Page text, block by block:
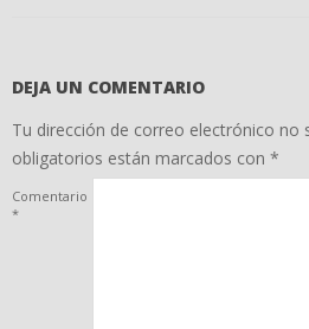
DEJA UN COMENTARIO
Tu dirección de correo electrónico no
obligatorios están marcados con *
Comentario
*